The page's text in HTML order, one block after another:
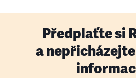
Předplaťte si
a